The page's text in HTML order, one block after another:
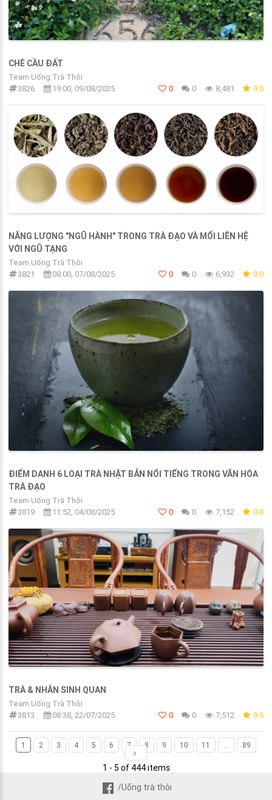
CHÈ CẦU ĐẤT
Team Uống Trà Thôi
3826
19:00, 09/08/2025 0 0 8,481 9.0
NĂNG LƯỢNG "NGŨ HÀNH" TRONG TRÀ ĐẠO VÀ MỐI LIÊN HỆ
VỚI NGŨ TẠNG
Team Uống Trà Thôi
3821
08:00, 07/08/2025 0 0 6,932 0.0
ĐIỂM DANH 6 LOẠI TRÀ NHẬT BẢN NỔI TIẾNG TRONG VĂN HÓA
TRÀ ĐẠO
Team Uống Trà Thôi
3819
11:52, 04/08/2025 0 0 7,152 0.0
TRÀ & NHÂN SINH QUAN
Team Uống Trà Thôi
3813
08:38, 22/07/2025 0 0 7,512 9.5
1 2 3 4 5 6 7 8 9 10 11 ... 89
1 - 5 of 444 items
/Uống trà thôi